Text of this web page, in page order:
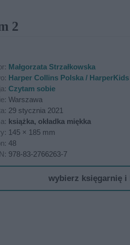
2
Małgorzata Strzałkowska
Harper Collins Polska / HarperKids
Czytam sobie
Warszawa
29 stycznia 2021
książka, okładka miękka
145 × 185 mm
48
978-83-2766263-7
wybierz księgarnię